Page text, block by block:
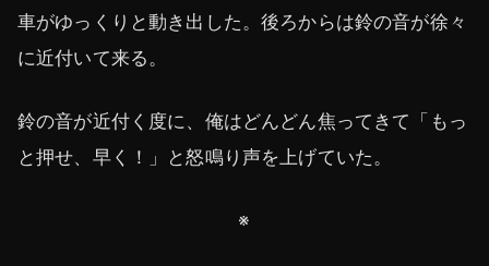
車がゆっくりと動き出した。後ろからは鈴の音が徐々
に近付いて来る。
鈴の音が近付く度に、俺はどんどん焦ってきて「もっ
と押せ、早く！」と怒鳴り声を上げていた。
※